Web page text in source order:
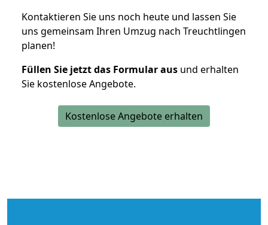
Kontaktieren Sie uns noch heute und lassen Sie
uns gemeinsam Ihren Umzug nach Treuchtlingen
planen!
Füllen Sie jetzt das Formular aus und erhalten
Sie kostenlose Angebote.
Kostenlose Angebote erhalten